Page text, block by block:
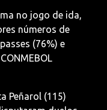
no jogo de ida,
números de
(76%) e
Peñarol (115)